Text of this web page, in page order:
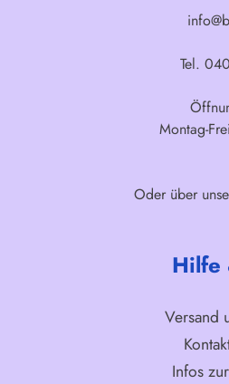
Tel.
Montag-
Oder über
Hilfe
Versand
Infos